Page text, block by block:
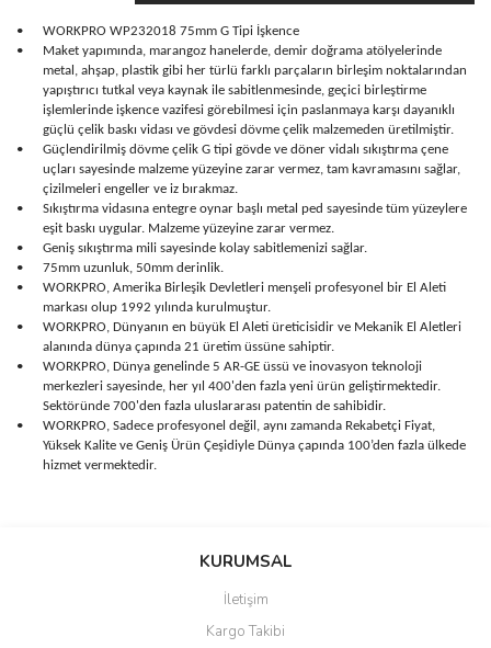
•
WORKPRO WP232018 75mm G Tipi İşkence
•
Maket yapımında, marangoz hanelerde, demir doğrama atölyelerinde
metal, ahşap, plastik gibi her türlü farklı parçaların birleşim noktalarından
yapıştırıcı tutkal veya kaynak ile sabitlenmesinde, geçici birleştirme
işlemlerinde işkence vazifesi görebilmesi için paslanmaya karşı dayanıklı
güçlü çelik baskı vidası ve gövdesi dövme çelik malzemeden üretilmiştir.
•
Güçlendirilmiş dövme çelik G tipi gövde ve döner vidalı sıkıştırma çene
uçları sayesinde malzeme yüzeyine zarar vermez, tam kavramasını sağlar,
çizilmeleri engeller ve iz bırakmaz.
•
Sıkıştırma vidasına entegre oynar başlı metal ped sayesinde tüm yüzeylere
eşit baskı uygular. Malzeme yüzeyine zarar vermez.
•
Geniş sıkıştırma mili sayesinde kolay sabitlemenizi sağlar.
•
75mm uzunluk, 50mm derinlik.
•
WORKPRO, Amerika Birleşik Devletleri menşeli profesyonel bir El Aleti
markası olup 1992 yılında kurulmuştur.
•
WORKPRO, Dünyanın en büyük El Aleti üreticisidir ve Mekanik El Aletleri
alanında dünya çapında 21 üretim üssüne sahiptir.
•
WORKPRO, Dünya genelinde 5 AR-GE üssü ve inovasyon teknoloji
merkezleri sayesinde, her yıl 400'den fazla yeni ürün geliştirmektedir.
Sektöründe 700'den fazla uluslararası patentin de sahibidir.
•
WORKPRO, Sadece profesyonel değil, aynı zamanda Rekabetçi Fiyat,
Yüksek Kalite ve Geniş Ürün Çeşidiyle Dünya çapında 100’den fazla ülkede
hizmet vermektedir.
Bu ürüne ilk yorumu siz yapın!
Ürün resmi kalitesiz, bozuk veya görüntülenemiyor.
KURUMSAL
İletişim
Kargo Takibi